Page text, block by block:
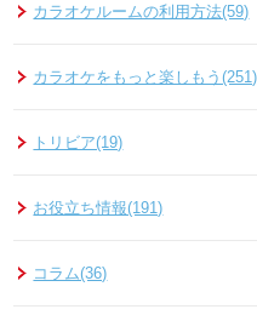
カラオケルームの利用方法(59)
カラオケをもっと楽しもう(251)
トリビア(19)
お役立ち情報(191)
コラム(36)